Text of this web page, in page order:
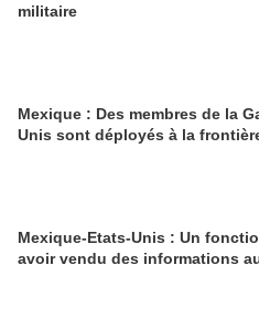
militaire
Mexique : Des membres de la
Unis sont déployés à la
Mexique-Etats-Unis : Un
avoir vendu des informations